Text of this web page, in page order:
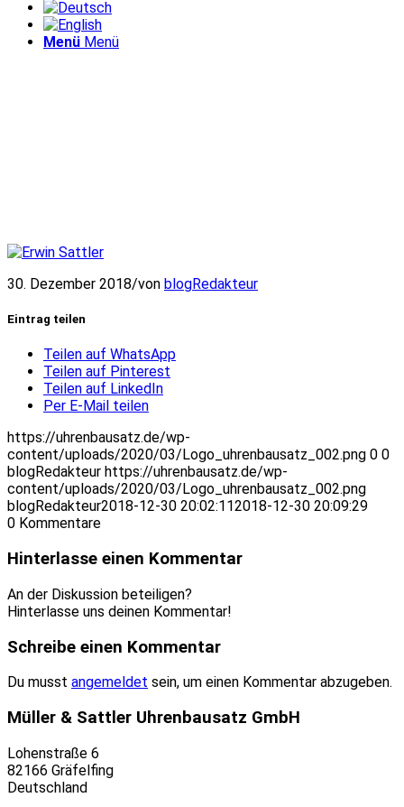
Menü Menü
30. Dezember 2018/von blogRedakteur
Eintrag teilen
Teilen auf WhatsApp
Teilen auf Pinterest
Teilen auf LinkedIn
Per E-Mail teilen
https://uhrenbausatz.de/wp-
content/uploads/2020/03/Logo_uhrenbausatz_002.png 0 0
blogRedakteur https://uhrenbausatz.de/wp-
content/uploads/2020/03/Logo_uhrenbausatz_002.png
blogRedakteur2018-12-30 20:02:112018-12-30 20:09:29
0 Kommentare
Hinterlasse einen Kommentar
An der Diskussion beteiligen?
Hinterlasse uns deinen Kommentar!
Schreibe einen Kommentar
Du musst angemeldet sein, um einen Kommentar abzugeben.
Müller & Sattler Uhrenbausatz GmbH
Lohenstraße 6
82166 Gräfelfing
Deutschland